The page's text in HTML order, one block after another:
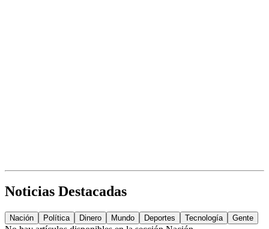
Noticias Destacadas
Nación Política Dinero Mundo Deportes Tecnología Gente